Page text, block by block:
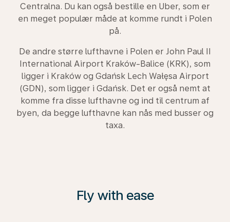
Centralna. Du kan også bestille en Uber, som er
en meget populær måde at komme rundt i Polen
på.
De andre større lufthavne i Polen er John Paul II
International Airport Kraków-Balice (KRK), som
ligger i Kraków og Gdańsk Lech Wałęsa Airport
(GDN), som ligger i Gdańsk. Det er også nemt at
komme fra disse lufthavne og ind til centrum af
byen, da begge lufthavne kan nås med busser og
taxa.
Fly with ease